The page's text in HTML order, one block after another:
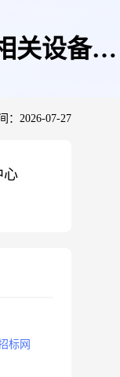
关设备购
：2026-07-27
心
标网